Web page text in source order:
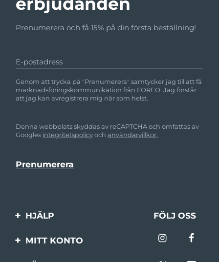
Prenumerera och få 15% på din första beställning!
E-postadress
Genom att trycka på "Prenumerera" samtycker jag till att få
marknadsföringskommunikation från FOREO. Jag förstår
att jag kan avregistrera mig när som helst.
Denna webbplats skyddas av reCAPTCHA och omfattas av
Googles integritetspolicyochanvändarvillkor.
HJÄLP
Kontakta oss
FÖLJ OSS
MITT KONTO
Produktregistrering